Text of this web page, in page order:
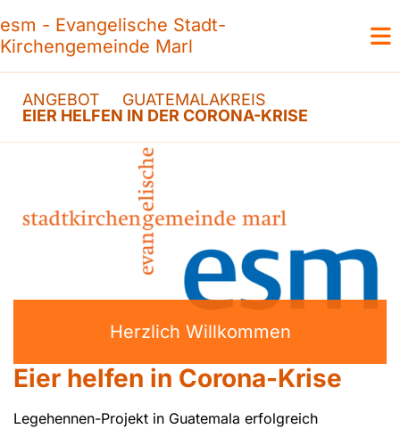
esm - Evangelische Stadt-
Kirchengemeinde Marl
ANGEBOT
GUATEMALAKREIS
EIER HELFEN IN DER CORONA-KRISE
Herzlich Willkommen
Eier helfen in Corona-Krise
Legehennen-Projekt in Guatemala erfolgreich